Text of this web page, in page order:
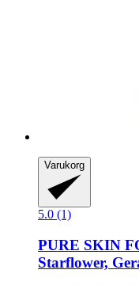
Varukorg
5.0 (1)
PURE SKIN
Starflower,